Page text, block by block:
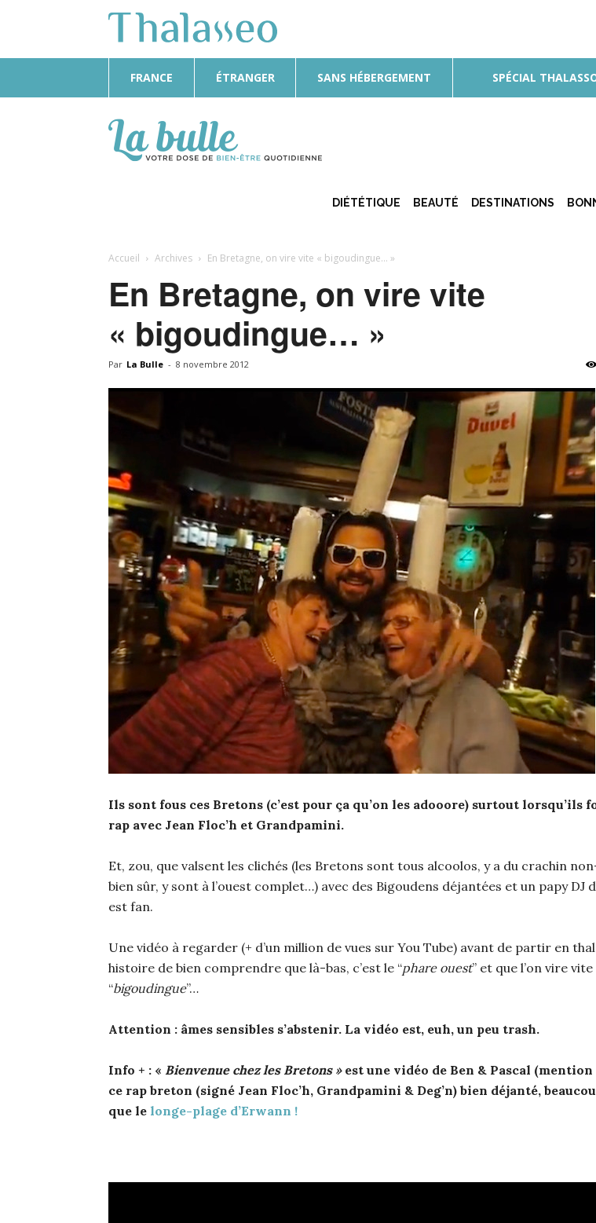
FRANCE ÉTRANGER SANS HÉBERGEMENT SPÉCIAL
Bulle
DIÉTÉTIQUE BEAUTÉ DESTINATIONS
Accueil Archives En Bretagne, on vire vite « bigoudingue… »
En Bretagne, on vire vite
« bigoudingue… »
Par La Bulle - 8 novembre 2012
Ils sont fous ces Bretons (c’est pour ça qu’on les adooore) surtout lorsqu’ils
rap avec Jean Floc’h et Grandpamini.
Et, zou, que valsent les clichés (les Bretons sont tous alcoolos, y a du crachin
bien sûr, y sont à l’ouest complet…) avec des Bigoudens déjantées et un papy DJ
est fan.
Une vidéo à regarder (+ d’un million de vues sur You Tube) avant de partir en
histoire de bien comprendre que là-bas, c’est le “phare ouest” et que l’on vire vite
“bigoudingue”…
Attention : âmes sensibles s’abstenir. La vidéo est, euh, un peu trash.
Info + : « Bienvenue chez les Bretons »est une vidéo de Ben & Pascal (mention
ce rap breton (signé Jean Floc’h, Grandpamini & Deg’n) bien déjanté,
que le longe-plage d’Erwann !